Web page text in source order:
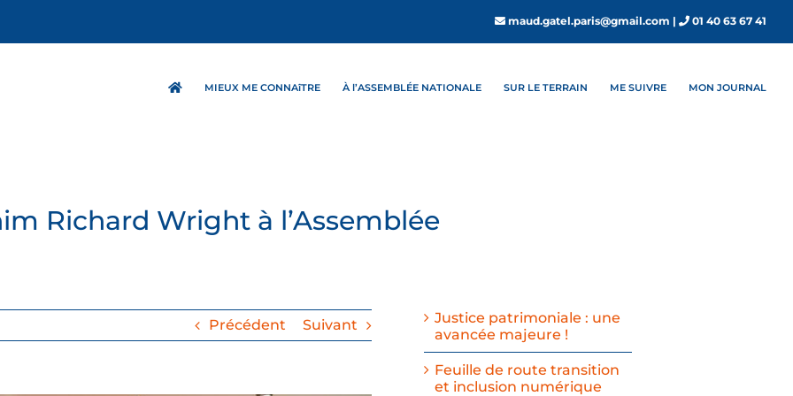
maud.gatel.paris@gmail.com | 01 40 63 67 41
MIEUX ME CONNAîTRE À l’ASSEMBLÉE NATIONALE SUR LE TERRAIN ME SUIVRE MON JOURNAL
Richard Wright à l’Assemblée
Précédent Suivant
Justice patrimoniale : une
avancée majeure !
Feuille de route transition
et inclusion numérique